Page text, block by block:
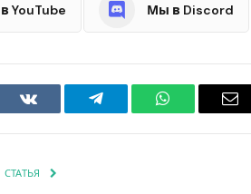
YouTube Мы в Discord
VKontakteTelegram WhatsApp